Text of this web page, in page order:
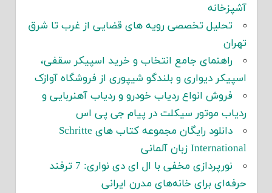
آشپزخانه
تحلیل تخصصی رویه های قضایی از غرب تا شرق
تهران
راهنمای جامع انتخاب و خرید اسپیکر سقفی،
اسپیکر دیواری و بلندگو شیپوری از فروشگاه آوازک
فروش انواع ردیاب خودرو و ردیاب آهنربایی و
ردیاب موتور سیکلت در پیام جی پی اس
دانلود رایگان مجموعه کتاب های Schritte
International زبان آلمانی
نورپردازی مخفی با ال ای دی نواری: 7 ترفند
حرفه‌ای برای خانه‌های مدرن ایرانی